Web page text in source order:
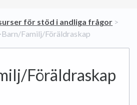
för stöd i andliga frågor ​ > ​
Barn/Familj/Föräldraskap
Föräldraskap